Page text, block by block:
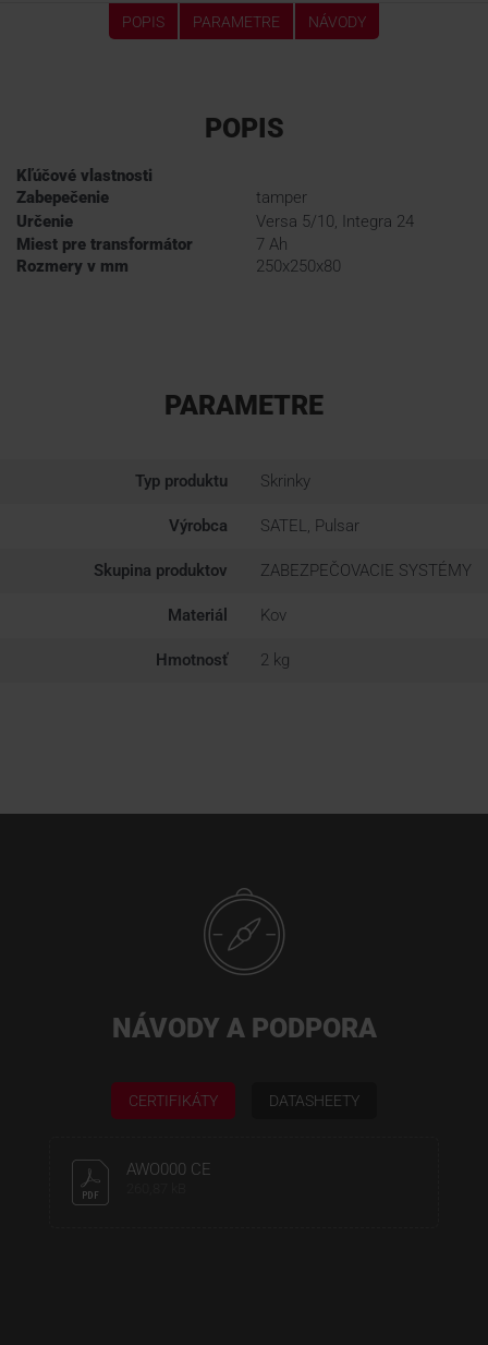
POPIS PARAMETRE NÁVODY
POPIS
Kľúčové vlastnosti
Zabepečenie
tamper
Určenie
Versa 5/10, Integra 24
Miest pre transformátor
7 Ah
Rozmery v mm
250x250x80
PARAMETRE
Typ produktu Skrinky
Výrobca SATEL, Pulsar
Skupina produktov ZABEZPEČOVACIE SYSTÉMY
Materiál Kov
Hmotnosť 2 kg
NÁVODY A PODPORA
CERTIFIKÁTY DATASHEETY
AWO000 CE